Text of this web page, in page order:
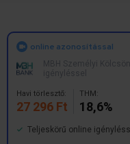
online azonosítással
Havi törlesztő:
27 296 Ft
THM:
18,6%
Teljeskörű online